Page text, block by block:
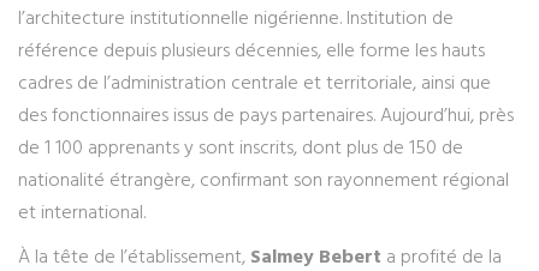
l’architecture institutionnelle nigérienne. Institution de
référence depuis plusieurs décennies, elle forme les hauts
cadres de l’administration centrale et territoriale, ainsi que
des fonctionnaires issus de pays partenaires. Aujourd’hui, près
de 1 100 apprenants y sont inscrits, dont plus de 150 de
nationalité étrangère, confirmant son rayonnement régional
et international.
À la tête de l’établissement, Salmey Bebert a profité de la